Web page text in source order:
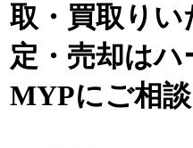
取・買取り
定・売却は
MYPにご相談